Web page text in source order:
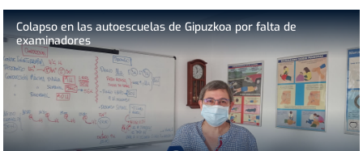
Colapso en las autoescuelas de Gipuzkoa por falta de
examinadores